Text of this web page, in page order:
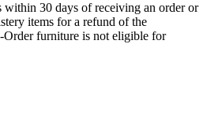
within 30 days of receiving an order or
items for a refund of the
Order furniture is not eligible for